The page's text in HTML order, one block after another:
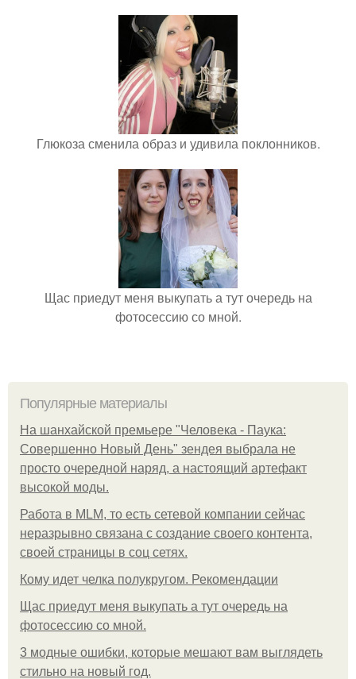
Глюкоза сменила образ и удивила поклонников.
Щас приедут меня выкупать а тут очередь на
фотосессию со мной.
Популярные материалы
На шанхайской премьере "Человека - Паука:
Совершенно Новый День" зендея выбрала не
просто очередной наряд, а настоящий артефакт
высокой моды.
Работа в MLM, то есть сетевой компании сейчас
неразрывно связана с создание своего контента,
своей страницы в соц сетях.
Кому идет челка полукругом. Рекомендации
Щас приедут меня выкупать а тут очередь на
фотосессию со мной.
3 модные ошибки, которые мешают вам выглядеть
стильно на новый год.